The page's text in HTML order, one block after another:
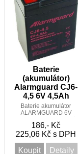
Baterie
(akumulátor)
Alarmguard CJ6-
4,5 6V 4,5Ah
Baterie akumulátor
ALARMGUARD 6V
pro svítilny a dětské
hračky
186,- Kč
225,06 Kč s DPH
Koupit
Detaily